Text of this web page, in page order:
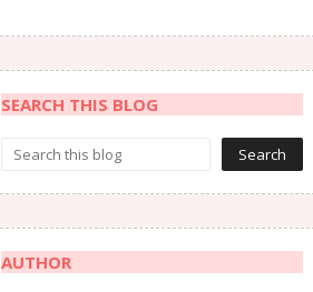
SEARCH THIS BLOG
AUTHOR